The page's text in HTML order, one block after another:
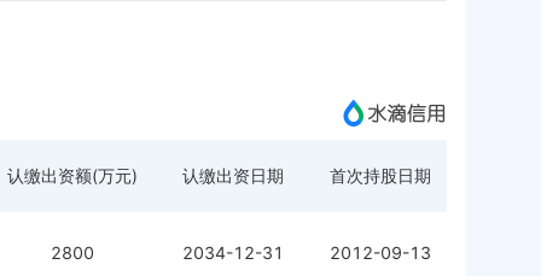
认缴出资额(万元) 认缴出资日期 首次持股日期
2800 2034-12-31 2012-09-13